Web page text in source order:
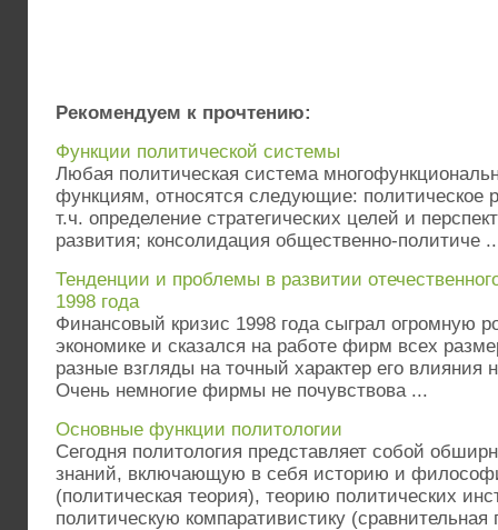
Рекомендуем к прочтению:
Функции политической системы
Любая политическая система
функциям, относятся следующие: политическое
т.ч. определение стратегических целей и
развития; консолидация общественно-политиче
Тенденции и проблемы в развитии
1998 года
Финансовый кризис 1998 года сыграл огромную
экономике и сказался на работе фирм всех
разные взгляды на точный характер его влияния
Очень немногие фирмы не почувствова ...
Основные функции политологии
Сегодня политология представляет собой
знаний, включающую в себя историю и
(политическая теория), теорию политических
политическую компаративистику (сравнительная